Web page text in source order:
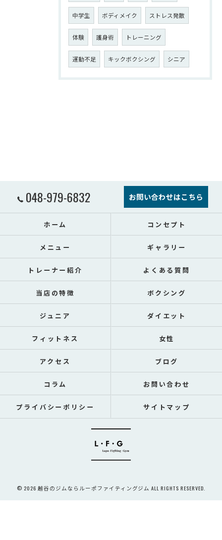
中学生 ボディメイク ストレス発散
体験 護身術 トレーニング
運動不足 キックボクシング シニア
048-979-6832 お問い合わせはこちら
ホーム コンセプト
メニュー ギャラリー
トレーナー紹介 よくある質問
当店の特徴 ボクシング
ジュニア ダイエット
フィットネス 女性
アクセス ブログ
コラム お問い合わせ
プライバシーポリシー サイトマップ
© 2026 越谷のジムならルーポファイティングジム ALL RIGHTS RESERVED.